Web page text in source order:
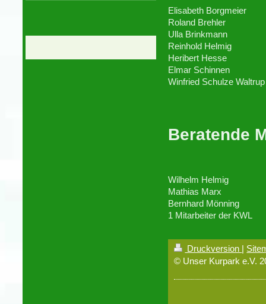
Elisabeth Borgmeier
Roland Brehler
Ulla Brinkmann
Reinhold Helmig
Heribert Hesse
Elmar Schinnen
Winfried Schulze Waltrup
Beratende
Wilhelm Helmig
Mathias Marx
Bernhard Mönning
1 Mitarbeiter der KWL
Druckversion |
© Unser Kurpark e.V.